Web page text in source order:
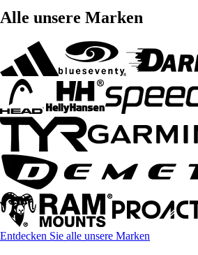
Alle unsere Marken
Entdecken Sie alle unsere Marken